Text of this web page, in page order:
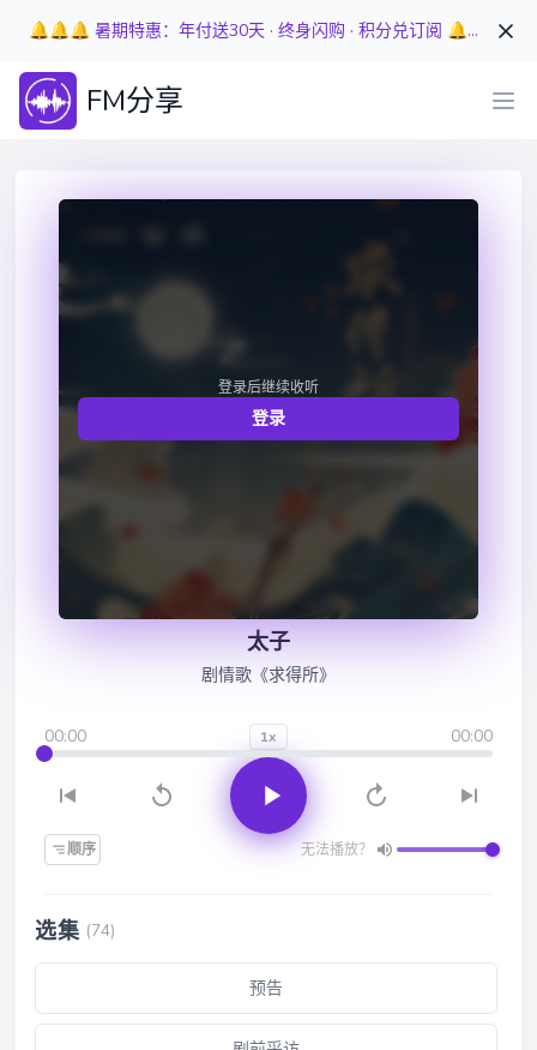
🔔🔔🔔 暑期特惠：年付送30天 · 终身闪购 · 积分兑订阅 🔔🔔🔔
FM分享
登录后继续收听
登录
太子
剧情歌《求得所》
00:00 1x 00:00
顺序 无法播放？
选集 (74)
预告